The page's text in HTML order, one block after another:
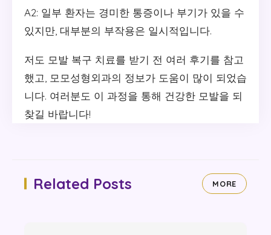
A2: 일부 환자는 경미한 통증이나 부기가 있을 수
있지만, 대부분의 부작용은 일시적입니다.
저도 모발 복구 치료를 받기 전 여러 후기를 참고
했고, 모모성형외과의 정보가 도움이 많이 되었습
니다. 여러분도 이 과정을 통해 건강한 모발을 되
찾길 바랍니다!
Related Posts MORE